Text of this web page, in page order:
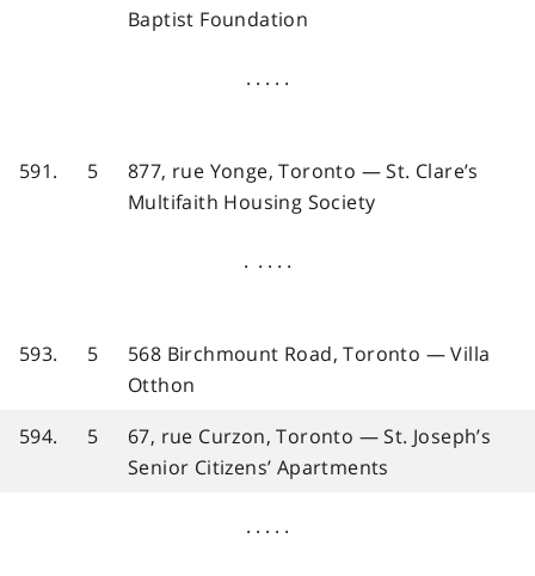
Baptist Foundation
. . . . .
591. 5
877, rue Yonge, Toronto — St. Clare’s
Multifaith Housing Society
. . . . .
593. 5
568 Birchmount Road, Toronto — Villa
Otthon
594.
5
67, rue Curzon, Toronto — St. Joseph’s
Senior Citizens’ Apartments
. . . . .